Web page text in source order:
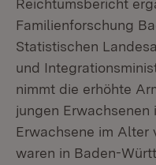
Reichtumsbericht
Familienforschung
Statistischen
und
nimmt die erhöhte
jungen
Erwachsene im Alter
waren in Baden-